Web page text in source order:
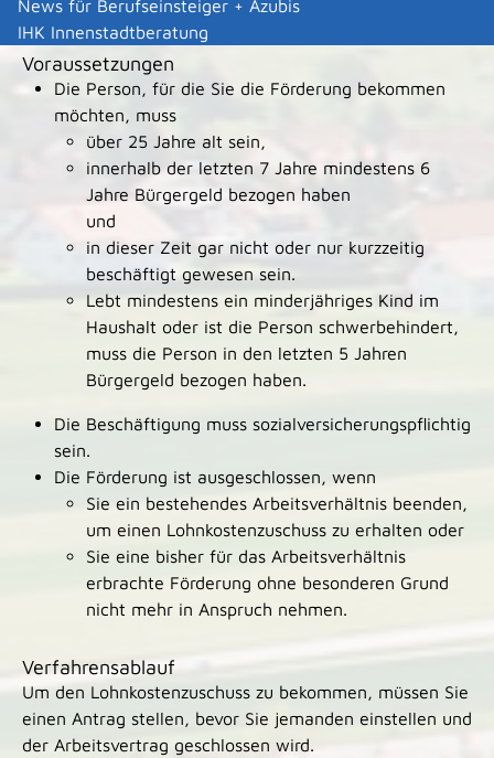
News für Berufseinsteiger + Azubis
IHK Innenstadtberatung
Voraussetzungen
Die Person, für die Sie die Förderung bekommen
möchten, muss
über 25 Jahre alt sein,
innerhalb der letzten 7 Jahre mindestens 6
Jahre Bürgergeld bezogen haben
und
in dieser Zeit gar nicht oder nur kurzzeitig
beschäftigt gewesen sein.
Lebt mindestens ein minderjähriges Kind im
Haushalt oder ist die Person schwerbehindert,
muss die Person in den letzten 5 Jahren
Bürgergeld bezogen haben.
Die Beschäftigung muss sozialversicherungspflichtig
sein.
Die Förderung ist ausgeschlossen, wenn
Sie ein bestehendes Arbeitsverhältnis beenden,
um einen Lohnkostenzuschuss zu erhalten oder
Sie eine bisher für das Arbeitsverhältnis
erbrachte Förderung ohne besonderen Grund
nicht mehr in Anspruch nehmen.
Verfahrensablauf
Um den Lohnkostenzuschuss zu bekommen, müssen Sie
einen Antrag stellen, bevor Sie jemanden einstellen und
der Arbeitsvertrag geschlossen wird.